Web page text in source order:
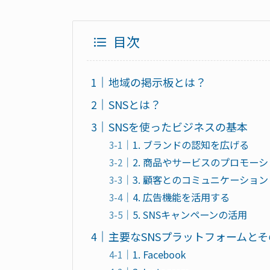
目次
地域の掲示板とは？
SNSとは？
SNSを使ったビジネスの基本
1. ブランドの認知を広げる
2. 商品やサービスのプロモー
3. 顧客とのコミュニケーション
4. 広告機能を活用する
5. SNSキャンペーンの活用
主要なSNSプラットフォームと
1. Facebook